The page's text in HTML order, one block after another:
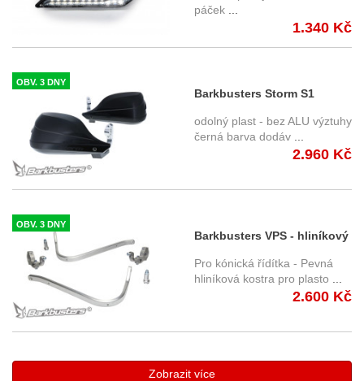
páček
1.340 Kč
OBV. 3 DNY
Barkbusters Storm S1
chránič páček STM-001-00-
BK
odolný plast - bez ALU výztuhy
černá barva dodáv
2.960 Kč
OBV. 3 DNY
Barkbusters VPS - hliníkový
držák chráničů páček pro
kónická řidítka BHG-002-00-
Pro kónická řídítka - Pevná
hliníková kostra pro plasto
2.600 Kč
Zobrazit více